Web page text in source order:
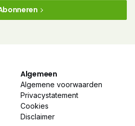
Algemeen
Algemene voorwaarden
Privacystatement
Cookies
Disclaimer